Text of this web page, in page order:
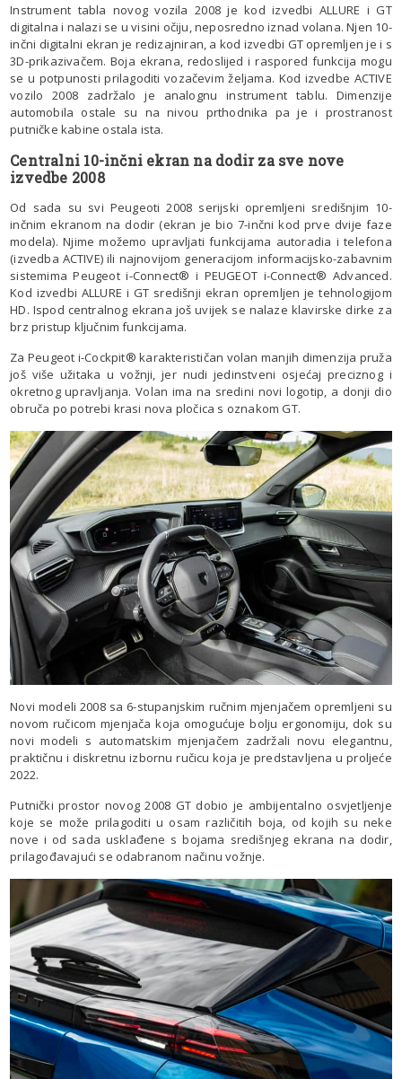
Instrument tabla novog vozila 2008 je kod izvedbi ALLURE i GT
digitalna i nalazi se u visini očiju, neposredno iznad volana. Njen 10-
inčni digitalni ekran je redizajniran, a kod izvedbi GT opremljen je i s
3D-prikazivačem. Boja ekrana, redoslijed i raspored funkcija mogu
se u potpunosti prilagoditi vozačevim željama. Kod izvedbe ACTIVE
vozilo 2008 zadržalo je analognu instrument tablu. Dimenzije
automobila ostale su na nivou prthodnika pa je i prostranost
putničke kabine ostala ista.
Centralni 10-inčni ekran na dodir za sve nove
izvedbe 2008
Od sada su svi Peugeoti 2008 serijski opremljeni središnjim 10-
inčnim ekranom na dodir (ekran je bio 7-inčni kod prve dvije faze
modela). Njime možemo upravljati funkcijama autoradia i telefona
(izvedba ACTIVE) ili najnovijom generacijom informacijsko-zabavnim
sistemima Peugeot i-Connect® i PEUGEOT i-Connect® Advanced.
Kod izvedbi ALLURE i GT središnji ekran opremljen je tehnologijom
HD. Ispod centralnog ekrana još uvijek se nalaze klavirske dirke za
brz pristup ključnim funkcijama.
Za Peugeot i-Cockpit® karakterističan volan manjih dimenzija pruža
još više užitaka u vožnji, jer nudi jedinstveni osjećaj preciznog i
okretnog upravljanja. Volan ima na sredini novi logotip, a donji dio
obruča po potrebi krasi nova pločica s oznakom GT.
Novi modeli 2008 sa 6-stupanjskim ručnim mjenjačem opremljeni su
novom ručicom mjenjača koja omogućuje bolju ergonomiju, dok su
novi modeli s automatskim mjenjačem zadržali novu elegantnu,
praktičnu i diskretnu izbornu ručicu koja je predstavljena u proljeće
2022.
Putnički prostor novog 2008 GT dobio je ambijentalno osvjetljenje
koje se može prilagoditi u osam različitih boja, od kojih su neke
nove i od sada usklađene s bojama središnjeg ekrana na dodir,
prilagođavajući se odabranom načinu vožnje.